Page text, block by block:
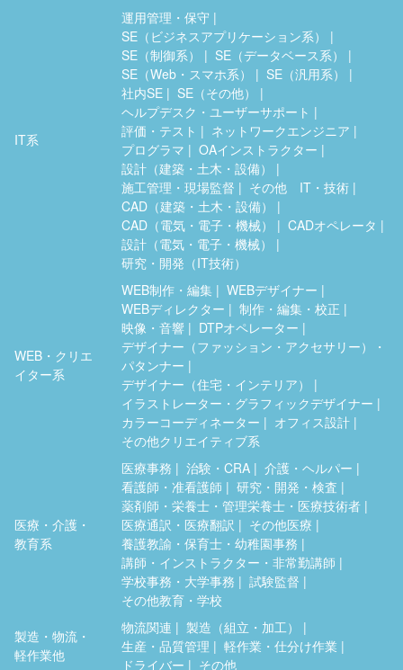
IT系
運用管理・保守
SE（ビジネスアプリケーション系）
SE（制御系）
SE（データベース系）
SE（Web・スマホ系）
SE（汎用系）
社内SE
SE（その他）
ヘルプデスク・ユーザーサポート
評価・テスト
ネットワークエンジニア
プログラマ
OAインストラクター
設計（建築・土木・設備）
施工管理・現場監督
その他 IT・技術
CAD（建築・土木・設備）
CAD（電気・電子・機械）
CADオペレータ
設計（電気・電子・機械）
研究・開発（IT技術）
WEB・クリエ
イター系
WEB制作・編集
WEBデザイナー
WEBディレクター
制作・編集・校正
映像・音響
DTPオペレーター
デザイナー（ファッション・アクセサリー）・
パタンナー
デザイナー（住宅・インテリア）
イラストレーター・グラフィックデザイナー
カラーコーディネーター
オフィス設計
その他クリエイティブ系
医療・介護・
教育系
医療事務 治験・CRA
介護・ヘルパー
看護師・准看護師
研究・開発・検査
薬剤師・栄養士・管理栄養士・医療技術者
医療通訳・医療翻訳
その他医療
養護教諭・保育士・幼稚園事務
講師・インストラクター・非常勤講師
学校事務・大学事務
試験監督
その他教育・学校
製造・物流・
軽作業他
物流関連
製造（組立・加工）
生産・品質管理
軽作業・仕分け作業
ドライバー
その他